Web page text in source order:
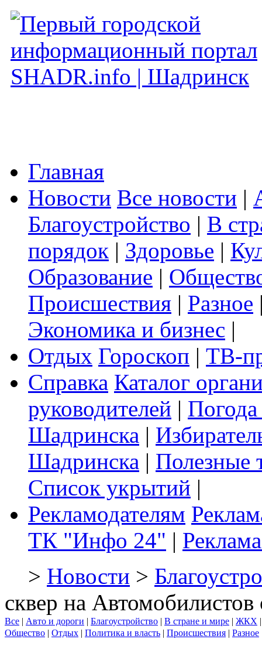
Главная
Новости Все новости |
Благоустройство | В
порядок | Здоровье |
Образование |
Происшествия | Разное
Экономика и бизнес |
Отдых Гороскоп | ТВ-
Справка Каталог
руководителей |
Шадринска |
Шадринска | Полезные
Список укрытий |
Рекламодателям
ТК "Инфо 24" |
> Новости >
сквер на
Все | Авто и дороги | Благоустройство | В стране и мире | ЖКХ
Общество | Отдых | Политика и власть | Происшествия | Разное